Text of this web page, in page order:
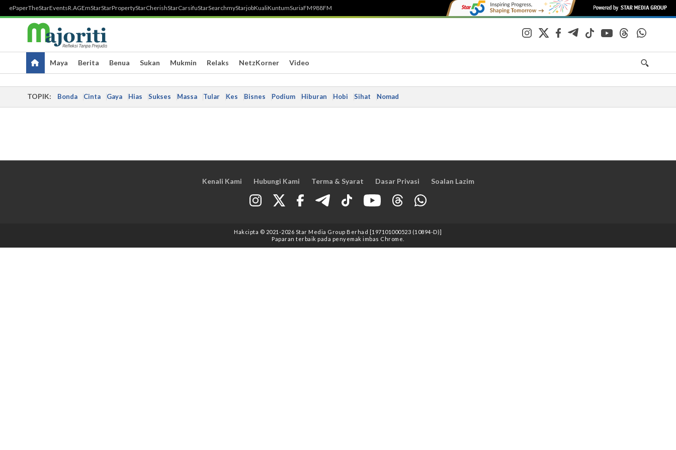
ePaperTheStarEventsR.AGEmStarStarPropertyStarCherishStarCarsifuStarSearchmyStarjobKualiKuntumSuriaFM988FM
Maya Berita Benua Sukan Mukmin Relaks NetzKorner Video
TOPIK: Bonda Cinta Gaya Hias Sukses Massa Tular Kes Bisnes Podium Hiburan Hobi Sihat Nomad
Kenali Kami Hubungi Kami Terma & Syarat Dasar Privasi Soalan Lazim
Hakcipta © 2021 -2026 Star Media Group Berhad [197101000523 (10894-D)]
Paparan terbaik pada penyemak imbas Chrome.